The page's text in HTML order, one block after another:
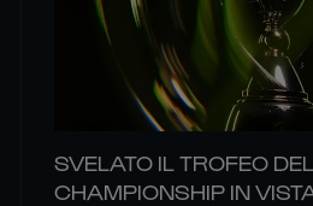
SVELATO IL TROFEO
CHAMPIONSHIP IN